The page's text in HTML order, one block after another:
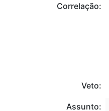
Correlação:
Veto:
Assunto: